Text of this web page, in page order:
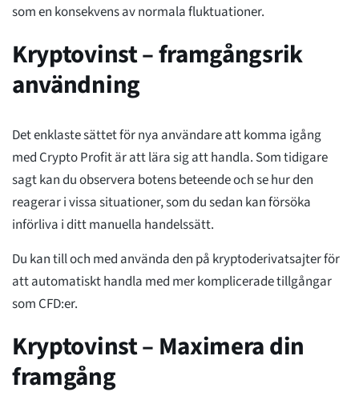
som en konsekvens av normala fluktuationer.
Kryptovinst – framgångsrik
användning
Det enklaste sättet för nya användare att komma igång
med Crypto Profit är att lära sig att handla. Som tidigare
sagt kan du observera botens beteende och se hur den
reagerar i vissa situationer, som du sedan kan försöka
införliva i ditt manuella handelssätt.
Du kan till och med använda den på kryptoderivatsajter för
att automatiskt handla med mer komplicerade tillgångar
som CFD:er.
Kryptovinst – Maximera din
framgång